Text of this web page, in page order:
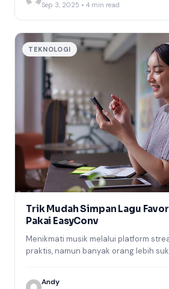
Sep 3, 2025 • 4 min read
TEKNOLOGI
Trik Mudah Simpan Lagu
Pakai EasyConv
Menikmati musik melalui platform
praktis, namun banyak orang lebih
Andy